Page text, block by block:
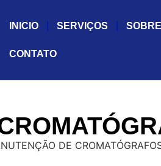
INICIO SERVIÇOS
CONTATO